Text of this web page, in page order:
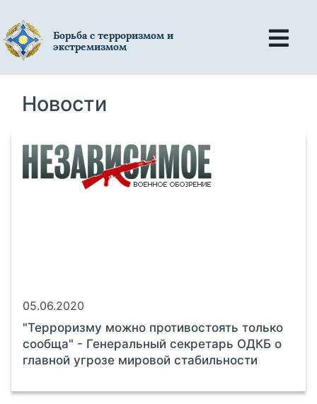
Борьба с терроризмом и
экстремизмом
Новости
05.06.2020
"Терроризму можно противостоять только
сообща" - Генеральный секретарь ОДКБ о
главной угрозе мировой стабильности